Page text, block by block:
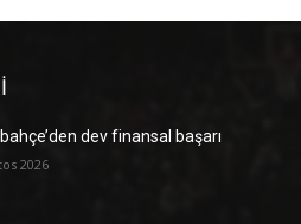
dev finansal başarı
2026